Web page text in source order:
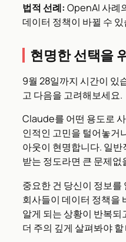
법적 선례: OpenAI 사례
데이터 정책이 바뀔 수
현명한 선택을
9월 28일까지 시간이 있
고 다음을 고려해보세요.
Claude를 어떤 용도로
인적인 고민을 털어놓거
아웃이 현명합니다. 일
받는 정도라면 큰 문제없
중요한 건 당신이 정보를
회사들이 데이터 정책을
알게 되는 상황이 반복
더 주의 깊게 살펴봐야